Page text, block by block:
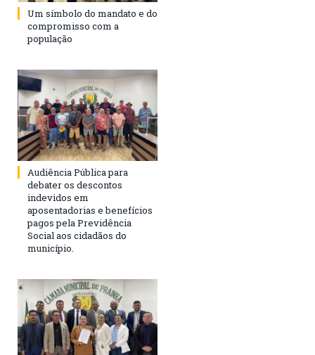
Um símbolo do mandato e do
compromisso com a
população
Audiência Pública para
debater os descontos
indevidos em
aposentadorias e benefícios
pagos pela Previdência
Social aos cidadãos do
município.